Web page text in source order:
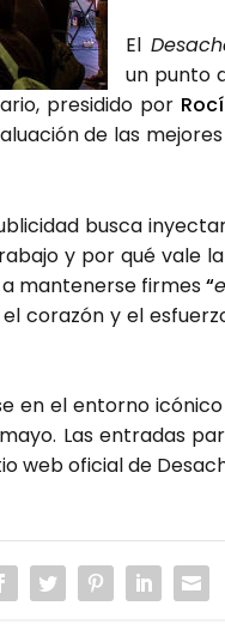
El
un pun­to
pre­si­di­do por
de las
bus­ca
y por qué vale
man­te­ner­se fir­mes“
cora­zón y el
en el entorno
Las entra­das
web ofi­cial de